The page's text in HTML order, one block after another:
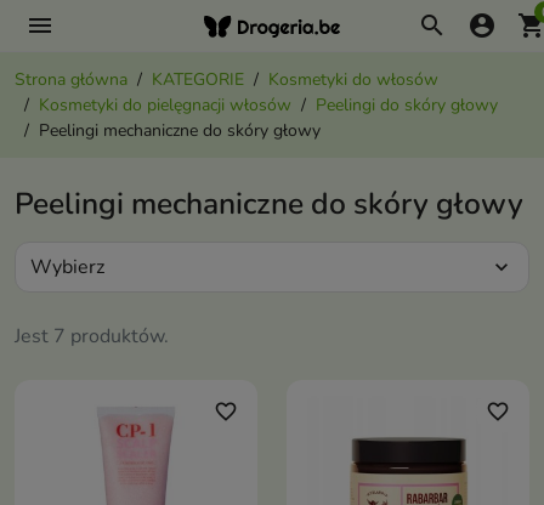
menu search account_circle
Strona główna KATEGORIE
Kosmetyki do włosów
Kosmetyki do pielęgnacji włosów
Peelingi do skóry głowy
Peelingi mechaniczne do skóry głowy
Peelingi mechaniczne do skóry głowy
Jest 7 produktów.
Wybierz expand_more
favorite_border favorite_border